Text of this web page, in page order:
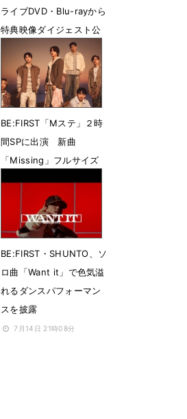
ライブDVD・Blu-rayから
特典映像ダイジェスト公
7月26日 12時42分
BE:FIRST「Mステ」２時
間SPに出演 新曲
「Missing」フルサイズ
7月18日 11時08分
BE:FIRST・SHUNTO、ソ
ロ曲「Want it」で色気溢
れるダンスパフォーマン
スを披露
7月14日 21時08分